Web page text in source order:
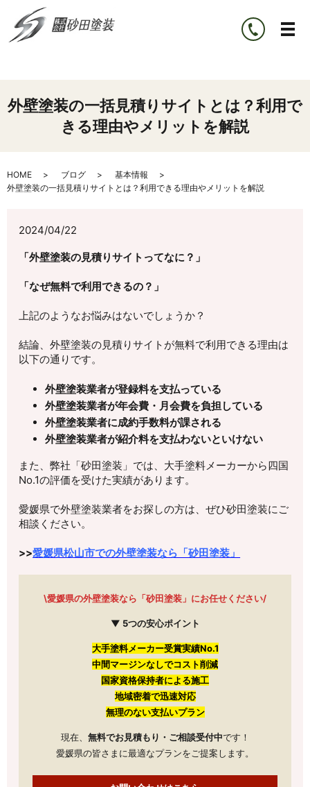
外壁塗装の一括見積りサイトとは？利用で
きる理由やメリットを解説
HOME ブログ
基本情報
外壁塗装の一括見積りサイトとは？利用できる理由やメリットを解説
2024/04/22
「外壁塗装の見積りサイトってなに？」
「なぜ無料で利用できるの？」
上記のようなお悩みはないでしょうか？
結論、外壁塗装の見積りサイトが無料で利用できる理由は
以下の通りです。
外壁塗装業者が登録料を支払っている
外壁塗装業者が年会費・月会費を負担している
外壁塗装業者に成約手数料が課される
外壁塗装業者が紹介料を支払わないといけない
また、弊社「砂田塗装」では、大手塗料メーカーから四国
No.1の評価を受けた実績があります。
愛媛県で外壁塗装業者をお探しの方は、ぜひ砂田塗装にご
相談ください。
>>愛媛県松山市での外壁塗装なら「砂田塗装」
\愛媛県の外壁塗装なら「砂田塗装」にお任せください/
▼ 5つの安心ポイント
大手塗料メーカー受賞実績No.1
中間マージンなしでコスト削減
国家資格保持者による施工
地域密着で迅速対応
無理のない支払いプラン
現在、 無料でお見積もり・ご相談受付中です！
愛媛県の皆さまに最適なプランをご提案します。